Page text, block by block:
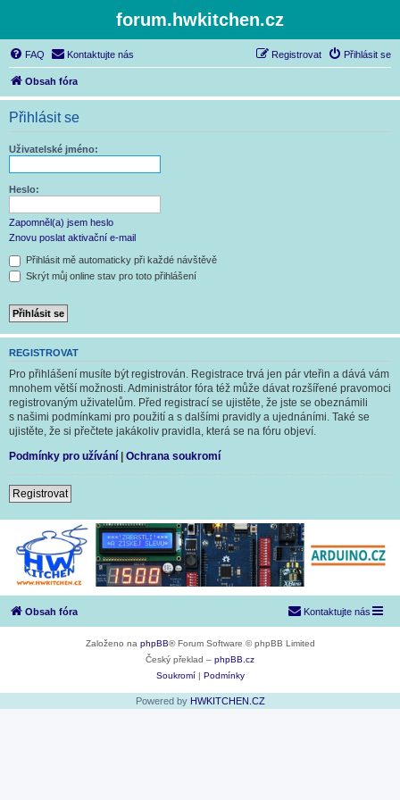
forum.hwkitchen.cz
FAQ Kontaktujte nás Přihlásit se
Registrovat
Obsah fóra
Přihlásit se
Uživatelské jméno:
Heslo:
Zapomněl(a) jsem heslo
Znovu poslat aktivační e-mail
Přihlásit mě automaticky při každé návštěvě
Skrýt můj online stav pro toto přihlášení
REGISTROVAT
Pro přihlášení musíte být registrován. Registrace trvá jen pár vteřin a dává vám
mnohem větší možnosti. Administrátor fóra též může dávat rozšířené pravomoci
registrovaným uživatelům. Před registrací se ujistěte, že jste se obeznámili
s našimi podmínkami pro použití a s dalšími pravidly a ujednáními. Také se
ujistěte, že si přečtete jakákoliv pravidla, která se na fóru objeví.
Podmínky pro užívání | Ochrana soukromí
Registrovat
Obsah fóra Kontaktujte nás
Založeno na phpBB® Forum Software © phpBB Limited
Český překlad – phpBB.cz
Soukromí| Podmínky
Powered by HWKITCHEN.CZ